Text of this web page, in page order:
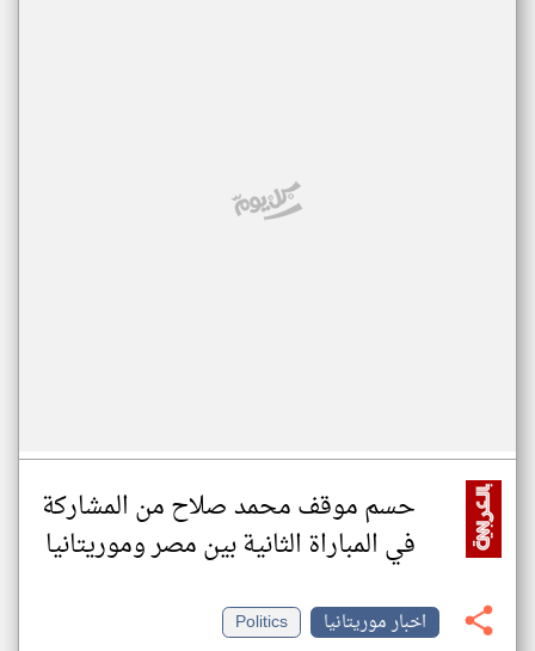
حسم موقف محمد صلاح من المشاركة
في المباراة الثانية بين مصر وموريتانيا
اخبار موريتانيا
Politics